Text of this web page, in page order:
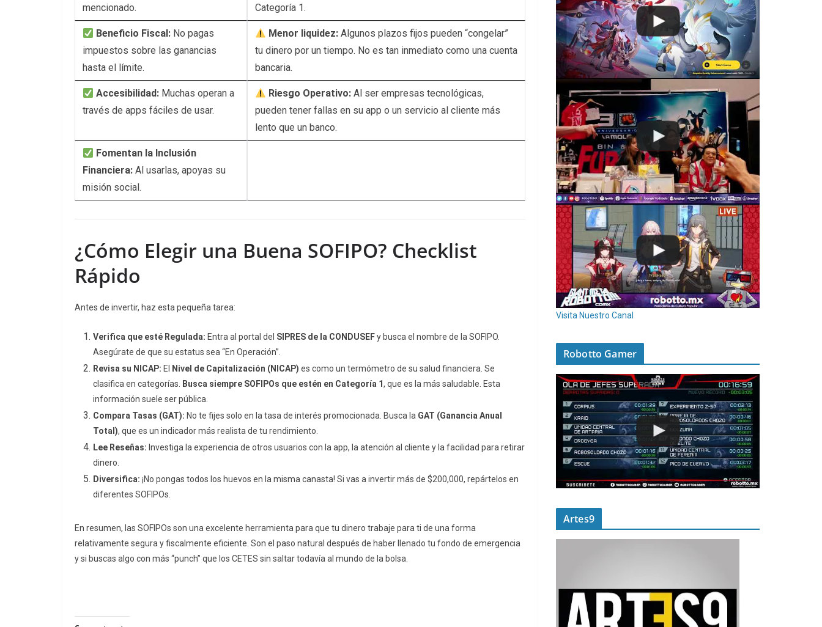
mencionado.
Categoría 1.
Beneficio Fiscal: No pagas
impuestos sobre las ganancias
hasta el límite.
Menor liquidez: Algunos plazos fijos pueden “congelar”
tu dinero por un tiempo. No es tan inmediato como una cuenta
bancaria.
Accesibilidad: Muchas operan a
través de apps fáciles de usar.
Riesgo Operativo: Al ser empresas tecnológicas,
pueden tener fallas en su app o un servicio al cliente más
lento que un banco.
Fomentan la Inclusión
Financiera: Al usarlas, apoyas su
misión social.
¿Cómo Elegir una Buena SOFIPO? Checklist
Rápido
Antes de invertir, haz esta pequeña tarea:
Verifica que esté Regulada: Entra al portal del SIPRES de la CONDUSEFy busca el nombre de la SOFIPO.
Asegúrate de que su estatus sea “En Operación”.
Revisa su NICAP: El Nivel de Capitalización (NICAP) es como un termómetro de su salud financiera. Se
clasifica en categorías.
Busca siempre SOFIPOs que estén en Categoría 1, que es la más saludable. Esta
información suele ser pública.
Compara Tasas (GAT): No te fijes solo en la tasa de interés promocionada. Busca la GAT (Ganancia Anual
Total), que es un indicador más realista de tu rendimiento.
Lee Reseñas: Investiga la experiencia de otros usuarios con la app, la atención al cliente y la facilidad para retirar
dinero.
Diversifica: ¡No pongas todos los huevos en la misma canasta! Si vas a invertir más de $200,000, repártelos en
diferentes SOFIPOs.
En resumen, las SOFIPOs son una excelente herramienta para que tu dinero trabaje para ti de una forma
relativamente segura y fiscalmente eficiente. Son el paso natural después de haber llenado tu fondo de emergencia
y si buscas algo con más “punch” que los CETES sin saltar todavía al mundo de la bolsa.
Visita Nuestro Canal
Robotto Gamer
Artes9